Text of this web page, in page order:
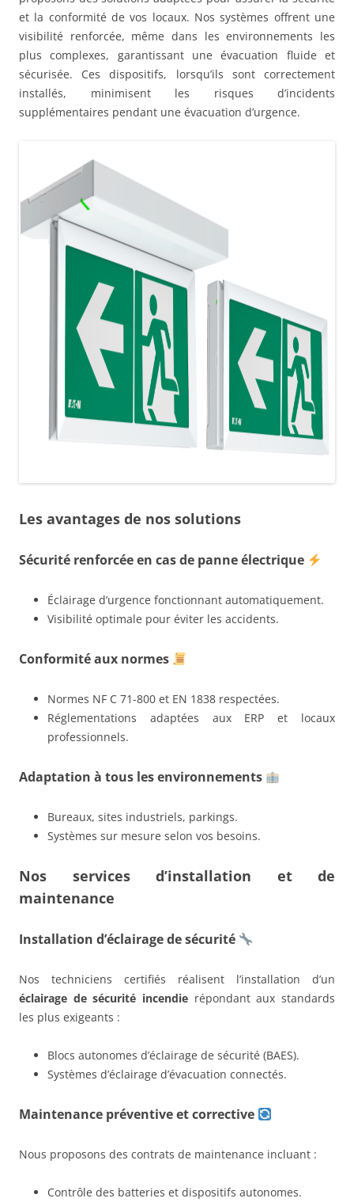
et la conformité de vos locaux. Nos systèmes offrent une
visibilité renforcée, même dans les environnements les
plus complexes, garantissant une évacuation fluide et
sécurisée. Ces dispositifs, lorsqu’ils sont correctement
installés, minimisent les risques d’incidents
supplémentaires pendant une évacuation d’urgence.
Les avantages de nos solutions
Sécurité renforcée en cas de panne électrique
Éclairage d’urgence fonctionnant automatiquement.
Visibilité optimale pour éviter les accidents.
Conformité aux normes
Normes NF C 71-800 et EN 1838 respectées.
Réglementations adaptées aux ERP et locaux
professionnels.
Adaptation à tous les environnements
Bureaux, sites industriels, parkings.
Systèmes sur mesure selon vos besoins.
Nos services d’installation et de
maintenance
Installation d’éclairage de sécurité
Nos techniciens certifiés réalisent l’installation d’un
éclairage de sécurité incendie répondant aux standards
les plus exigeants :
Blocs autonomes d’éclairage de sécurité (BAES).
Systèmes d’éclairage d’évacuation connectés.
Maintenance préventive et corrective
Nous proposons des contrats de maintenance incluant :
Contrôle des batteries et dispositifs autonomes.